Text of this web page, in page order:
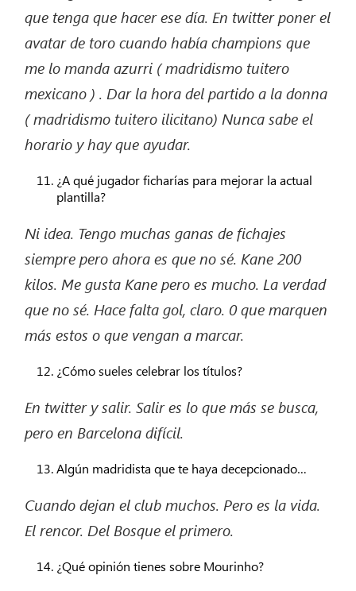
que tenga que hacer esedía. En twitterponer el
avatar de toro cuando habíachampions que
me lo mandaazurri ( madridismo tuitero
mexicano ) . Dar la hora del partido a ladonna
( madridismo tuitero ilicitano) Nunca sabe el
horario y hay que ayudar.
¿A qué jugador ficharías para mejorar la actual
plantilla?
Ni idea. Tengo muchas ganas de fichajes
siempre pero ahora es que no sé. Kane 200
kilos. Me gustaKanepero es mucho. La verdad
que nosé. Hace falta gol,claro. 0 que marquen
más estos o que vengan amarcar.
¿Cómo sueles celebrar los títulos?
En twitterysalir. Salir es lo que más sebusca,
peroen Barcelona difícil.
Algún madridista que te haya decepcionado…
Cuando dejan el club muchos. Pero es la vida.
El rencor. Del Bosque elprimero.
¿Qué opinión tienes sobre Mourinho?